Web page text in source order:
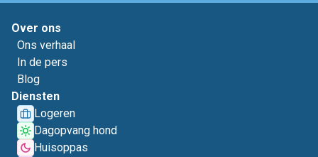
Over ons
Ons verhaal
In de pers
Blog
Diensten
Logeren
Dagopvang hond
Huisoppas